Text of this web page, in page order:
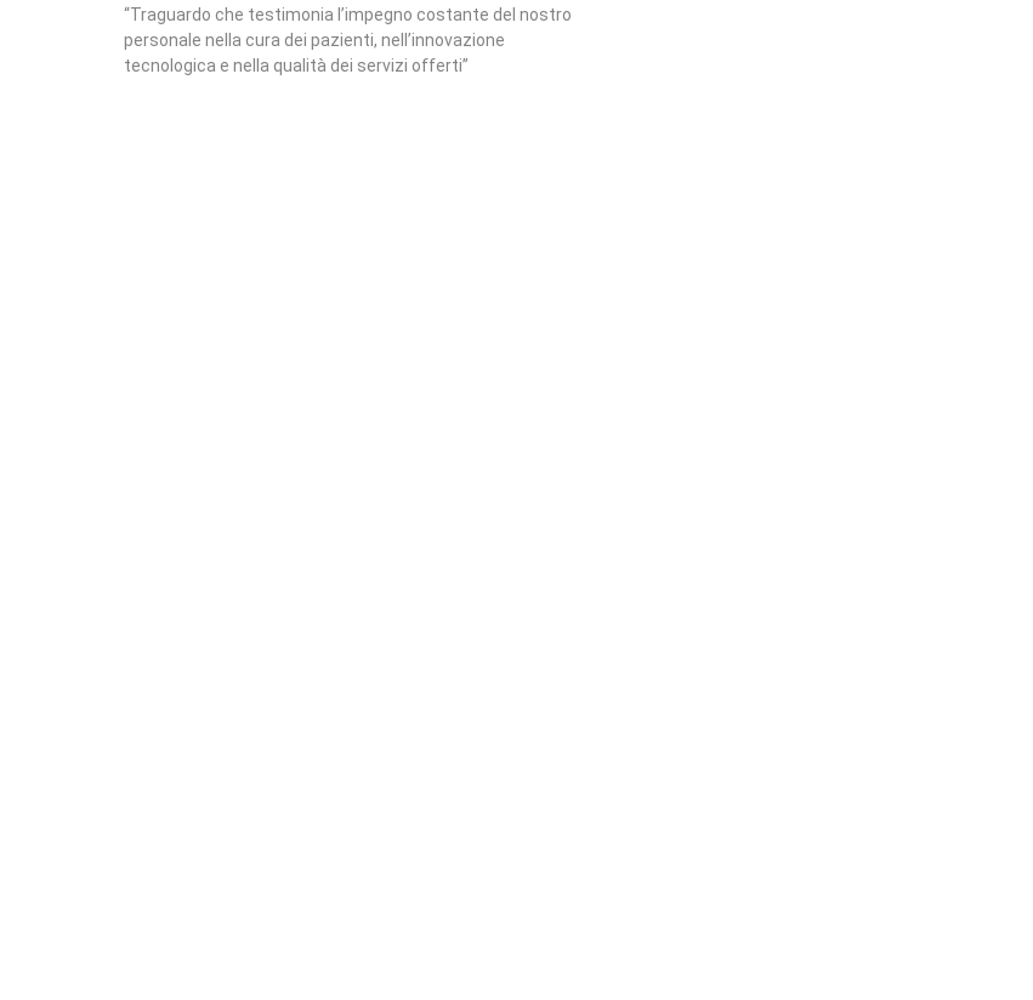
“Traguardo che testimonia l’impegno costante del nostro
personale nella cura dei pazienti, nell’innovazione
tecnologica e nella qualità dei servizi offerti”